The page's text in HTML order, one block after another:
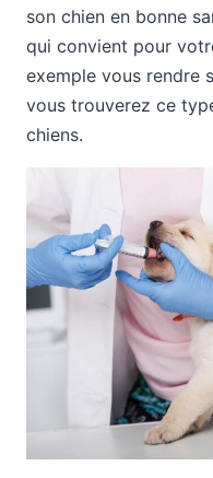
son chien en bonne
qui convient pour
exemple vous rendre
vous trouverez ce
chiens.